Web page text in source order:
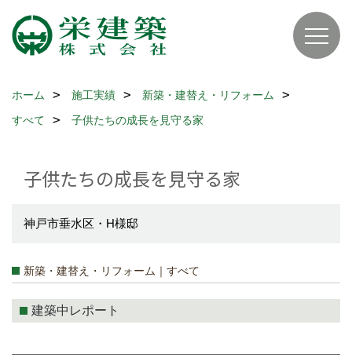
ホーム 施工実績
新築・建替え・リフォーム
すべて
子供たちの成長を見守る家
子供たちの成長を見守る家
神戸市垂水区・H様邸
新築・建替え・リフォーム｜すべて
建築中レポート